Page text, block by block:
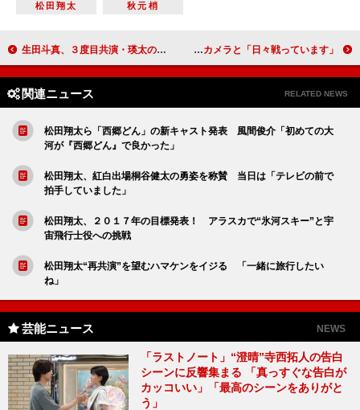
松田翔太 秋元梢
生田斗真、３度目共演・瑛太の印象語る 「どこか太い部分でつながっている」 中谷美紀、女優の苦労？明かす 高性能カメラと「日々戦っています」
関連ニュース RELATED NEWS
松田翔太ら「西郷どん」の新キャスト発表 風間俊介「初めての大
河が『西郷どん』で良かった」
松田翔太、紅白出場桐谷健太の勇姿を称賛 当日は「テレビの前で
拍手していました」
松田翔太、２０１７年の目標発表！ アラスカで“氷河スキー”と宇
宙飛行士役への挑戦
松田翔太“再共演”を望むハマケンをイジる 「一緒に旅行したい
ね」
芸能ニュース NEWS
「ラストノート」“澄晴”寺西拓人の告白
シーンに反響集まる 「真っすぐな告白が
カッコいい」「最高のシーンをありがと
う」